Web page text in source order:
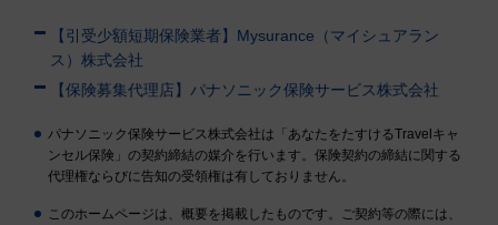
【引受少額短期保険業者】Mysurance（マイシュアラン
ス）株式会社
【保険募集代理店】パナソニック保険サービス株式会社
パナソニック保険サービス株式会社は「あなたをたすけるTravelキャ
ンセル保険」の契約締結の媒介を行います。保険契約の締結に関する
代理権ならびに告知の受領権は有しておりません。
このホームページは、概要を掲載したものです。ご契約等の際には、